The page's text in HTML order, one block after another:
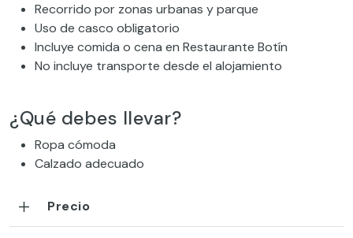
Recorrido por zonas urbanas y parque
Uso de casco obligatorio
Incluye comida o cena en Restaurante Botín
No incluye transporte desde el alojamiento
¿Qué debes llevar?
Ropa cómoda
Calzado adecuado
Precio